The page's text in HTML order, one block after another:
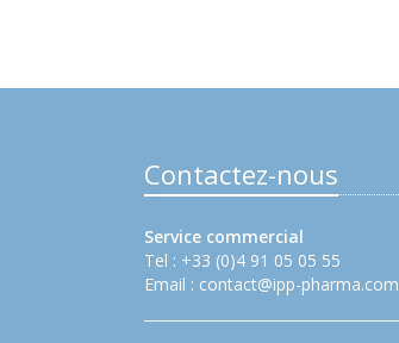
Contactez-nous
Service commercial
Tel : +33 (0)4 91 05 05 55
Email : contact@ipp-pharma.com